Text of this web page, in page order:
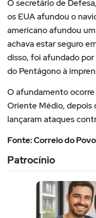
O secretário de
os EUA afundou o
americano afundou
achava estar seguro
disso, foi afundado
do Pentágono à
O afundamento
Oriente Médio, depois
lançaram ataques
Fonte: Correio do Povo
Patrocínio